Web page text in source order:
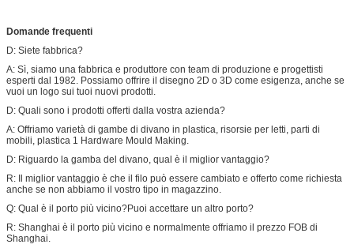
Domande frequenti
D: Siete fabbrica?
A: Sì, siamo una fabbrica e produttore con team di produzione e progettisti
esperti dal 1982. Possiamo offrire il disegno 2D o 3D come esigenza, anche se
vuoi un logo sui tuoi nuovi prodotti.
D: Quali sono i prodotti offerti dalla vostra azienda?
A: Offriamo varietà di gambe di divano in plastica, risorsie per letti, parti di
mobili, plastica 1 Hardware Mould Making.
D: Riguardo la gamba del divano, qual è il miglior vantaggio?
R: Il miglior vantaggio è che il filo può essere cambiato e offerto come richiesta
anche se non abbiamo il vostro tipo in magazzino.
Q: Qual è il porto più vicino?Puoi accettare un altro porto?
R: Shanghai è il porto più vicino e normalmente offriamo il prezzo FOB di
Shanghai.